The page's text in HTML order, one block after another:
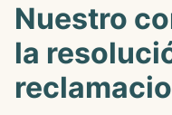
Nuestro
la